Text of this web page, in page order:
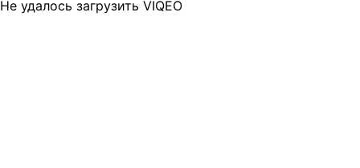
Не удалось загрузить VIQEO